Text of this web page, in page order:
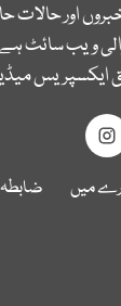
اور
ویب سائٹ
ایکسپریس
میں